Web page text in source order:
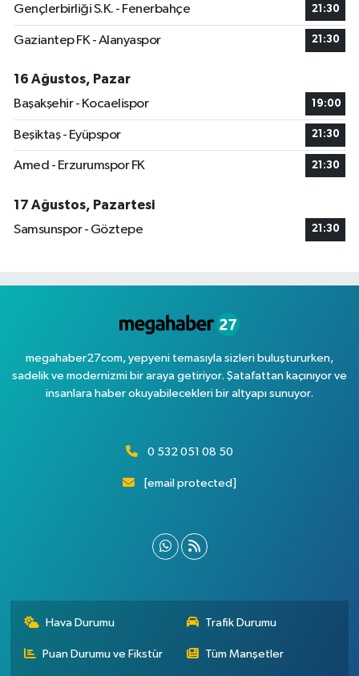
Gençlerbirliği S.K. - Fenerbahçe 21:30
Gaziantep FK - Alanyaspor 21:30
16 Ağustos, Pazar
Başakşehir - Kocaelispor
19:00
Beşiktaş - Eyüpspor 21:30
Amed - Erzurumspor FK 21:30
17 Ağustos, Pazartesi
Samsunspor - Göztepe
21:30
megahaber27com, yepyeni temasıyla sizleri buluştururken,
sadelik ve modernizmi bir araya getiriyor. Şatafattan kaçınıyor ve
insanlara haber okuyabilecekleri bir altyapı sunuyor.
0 532 051 08 50
[email protected]
Hava Durumu Trafik Durumu
Puan Durumu ve Fikstür Tüm Manşetler